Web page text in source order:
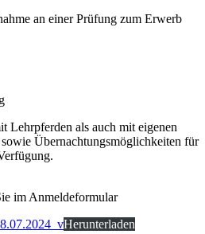
an einer Prüfung zum Erwerb
Lehrpferden als auch mit eigenen
Übernachtungsmöglichkeiten für
im Anmeldeformular
Herunterladen